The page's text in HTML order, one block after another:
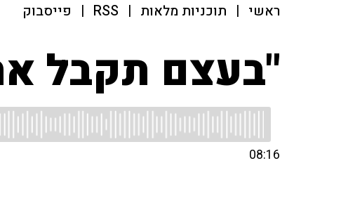
ראשי | תוכניות מלאות |
RSS
| פייסבוק
"בעצם תקבל
08:16